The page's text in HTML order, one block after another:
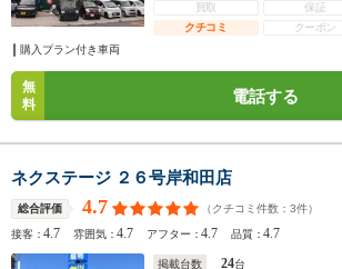
買取
保証
クチコミ
クーポン
購入プラン付き車両
無
料
電話する
ネクステージ ２６号岸和田店
総合評価 4.7 （クチコミ件数： 3件）
接客：4.7 雰囲気：4.7 アフター：4.7 品質：4.7
掲載台数 24台